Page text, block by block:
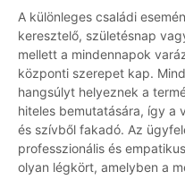
A különleges családi
keresztelő, születésnap
mellett a mindennapok
központi szerepet kap.
hangsúlyt helyeznek a
hiteles bemutatására, így a
és szívből fakadó. Az
professzionális és
olyan légkört, amelyben a